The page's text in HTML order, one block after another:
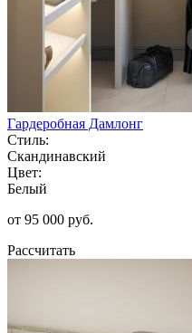
Гардеробная Дамлонг
Стиль:
Скандинавский
Цвет:
Белый
от 95 000 руб.
Рассчитать